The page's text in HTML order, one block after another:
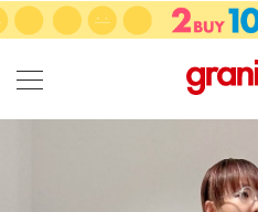
カテゴリーから探す
KIDS
カテゴリ
サイズ